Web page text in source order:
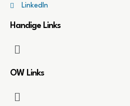
LinkedIn
Handige Links
OW Links